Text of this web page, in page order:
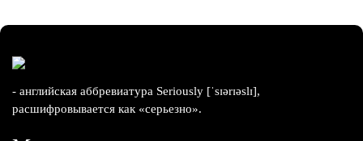
- английская аббревиатура Seriously [ˈsɪərɪəslɪ],
расшифровывается как «серьезно».